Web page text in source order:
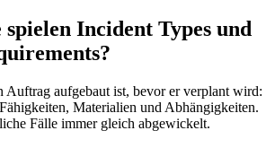
Incident Types und
Auftrag aufgebaut ist, bevor er verplant wird:
Materialien und Abhängigkeiten.
Fälle immer gleich abgewickelt.